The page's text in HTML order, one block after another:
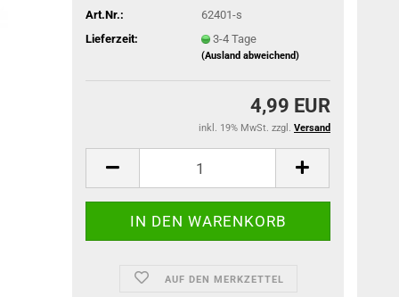
Art.Nr.:
62401-s
Lieferzeit:
3-4 Tage
(Ausland abweichend)
4,99 EUR
inkl. 19% MwSt. zzgl. Versand
AUF DEN MERKZETTEL